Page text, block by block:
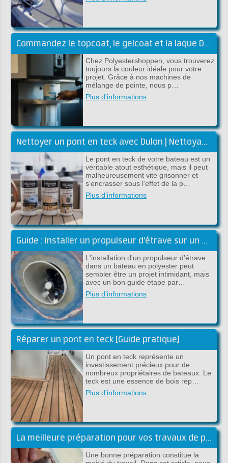
Commandez le topcoat, le gelcoat et la laque DD dans la couleur souhaitée
Chez Polyestershoppen, vous trouverez
toujours la couleur idéale pour votre
projet. Grâce à nos machines de
mélange de pointe, nous p…
Plus d'informations
Nettoyer un pont en teck avec Dulon | Nettoyage et rénovation
Le pont en teck de votre bateau est un
véritable atout esthétique, mais il peut
malheureusement vite grisonner et
s'encrasser sous l'effet de la p…
Plus d'informations
Guide : Installer un propulseur d'étrave sur un bateau en polyester
L'installation d'un propulseur d'étrave
dans un bateau en polyester peut
sembler être un projet intimidant, mais
avec un bon guide étape par…
Plus d'informations
Réparer un pont en teck [Guide pratique]
Un pont en teck représente un
investissement précieux pour de
nombreux propriétaires de bateaux. Le
teck est une essence de bois rép…
Plus d'informations
La meilleure préparation pour vos travaux de peinture
Une bonne préparation constitue la